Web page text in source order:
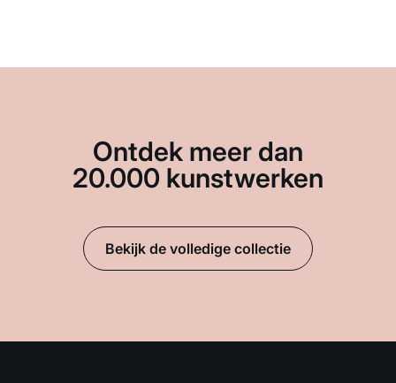
Ontdek meer dan
20.000 kunstwerken
Bekijk de volledige collectie